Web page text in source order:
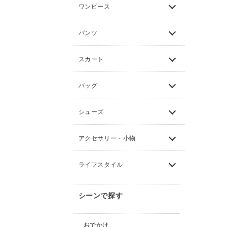
ワンピース
パンツ
スカート
バッグ
シューズ
アクセサリー・小物
ライフスタイル
シーンで探す
おでかけ